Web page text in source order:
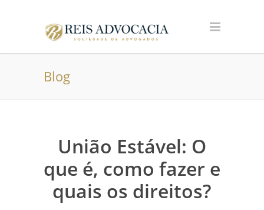
Blog
União Estável: O
que é, como fazer e
quais os direitos?